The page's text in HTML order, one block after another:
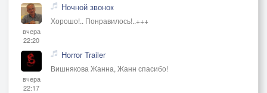
вчера
22:20
Ночной звонок
Хорошо!.. Понравилось!..+++
вчера
22:17
Horror Trailer
Вишнякова Жанна, Жанн спасибо!